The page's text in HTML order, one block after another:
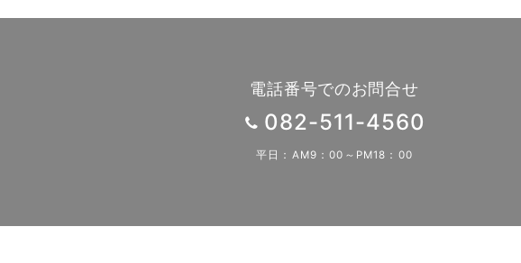
電話番号でのお問合せ
082-511-4560
平日：AM9：00～PM18：00